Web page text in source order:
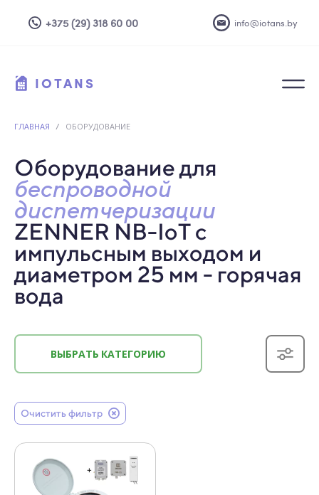
+375 (29) 318 60 00 info@iotans.by
IOTANS
ГЛАВНАЯ / ОБОРУДОВАНИЕ
Оборудование для
беспроводной
диспетчеризации
ZENNER NB-IoT с
импульсным выходом и
диаметром 25 мм - горячая
вода
ВЫБРАТЬ КАТЕГОРИЮ
Очистить фильтр